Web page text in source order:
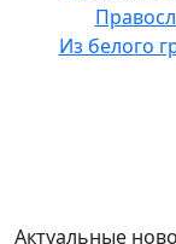
Из белого
Актуальные